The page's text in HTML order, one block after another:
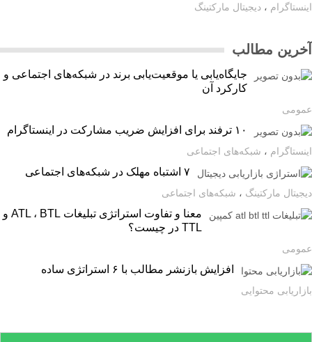
،دیجیتال مارکتینگ
مطالب
جایگاه‌یابی یا موقعیت‌یابی برند در شبکه‌های اجتماعی و
کارکرد آن
۱۰ ترفند برای افزایش ضریب مشارکت در اینستاگرام
،شبکه‌های اجتماعی
مارکتینگ،شبکه‌های اجتماعی
معنا و تفاوت استراتژی تبلیغات ATL ، BTL و
TTL در چیست؟
افزایش بازنشر مطالب با ۶ استراتژی ساده
محتوایی